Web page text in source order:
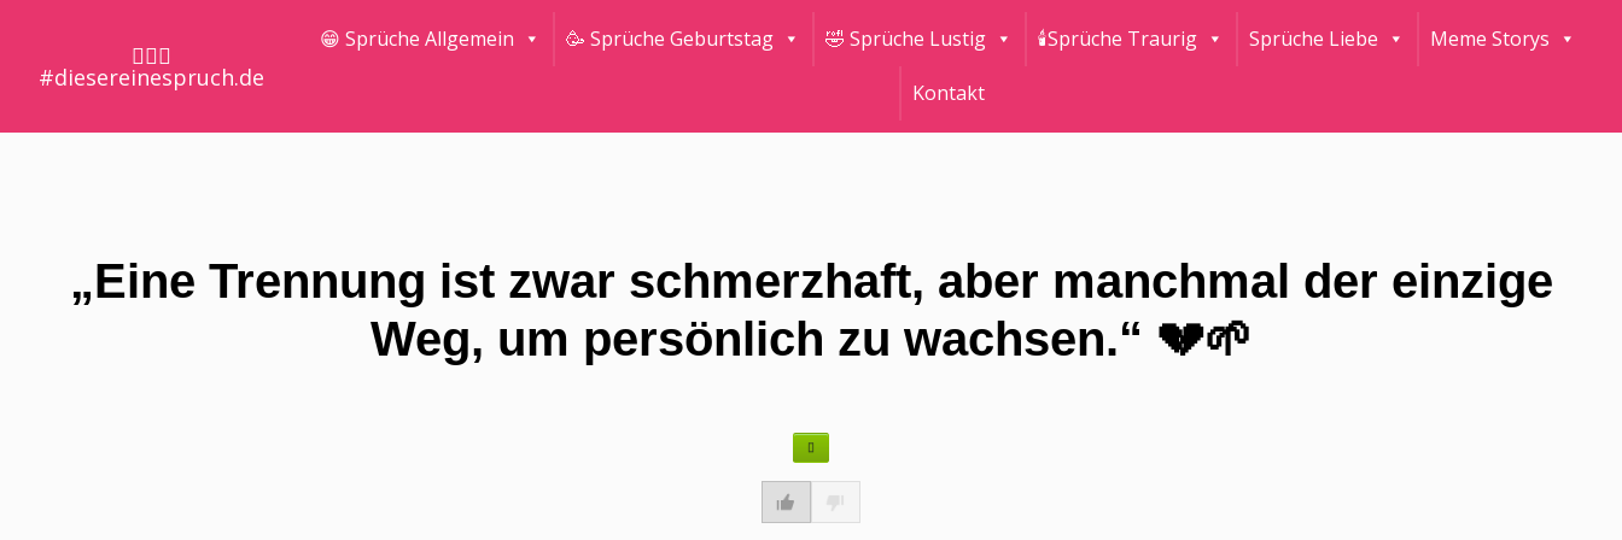
🤷🏼‍♀️
#diesereinespruch.de
😁 Sprüche Allgemein 🥳 Sprüche Geburtstag 🤣 Sprüche Lustig 🕯Sprüche Traurig Sprüche Liebe Meme Storys
Kontakt
„Eine Trennung ist zwar schmerzhaft, aber manchmal der einzige
Weg, um persönlich zu wachsen.“ 💔🌱